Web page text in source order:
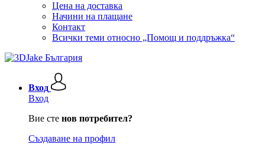
Цена на доставка
Начини на плащане
Контакт
Всички теми относно „Помощ и поддръжка“
Вход
Вход
Вие сте нов потребител?
Създаване на профил